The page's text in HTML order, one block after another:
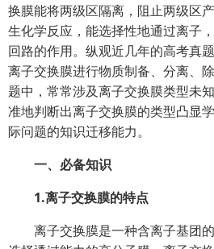
换膜能将两级区隔离，阻止两级区
生化学反应，能选择性地通过离子
回路的作用。纵观近几年的高考真
离子交换膜进行物质制备、分离、
题中，常常涉及离子交换膜类型未
准地判断出离子交换膜的类型凸显
际问题的知识迁移能力。
一、必备知识
1.离子交换膜的特点
离子交换膜是一种含离子基团